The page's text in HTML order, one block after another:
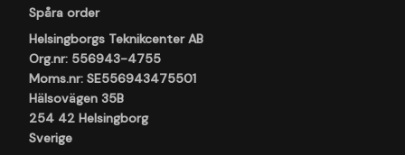
Spåra order
Helsingborgs Teknikcenter AB
Org.nr: 556943-4755
Moms.nr: SE556943475501
Hälsovägen 35B
254 42 Helsingborg
Sverige